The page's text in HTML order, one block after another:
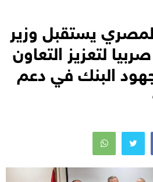
يستقبل وزير
لتعزيز التعاون
البنك في دعم